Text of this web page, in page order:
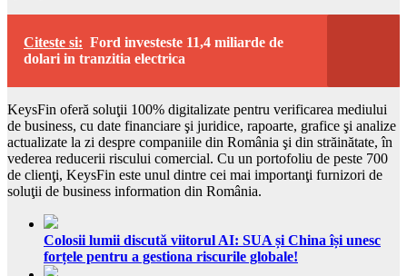
Citeste si: Ford investeste 11,4 miliarde de
dolari in tranzitia electrica
KeysFin oferă soluţii 100% digitalizate pentru verificarea mediului
de business, cu date financiare şi juridice, rapoarte, grafice şi analize
actualizate la zi despre companiile din România şi din străinătate, în
vederea reducerii riscului comercial. Cu un portofoliu de peste 700
de clienţi, KeysFin este unul dintre cei mai importanţi furnizori de
soluţii de business information din România.
Colosii lumii discută viitorul AI: SUA și China își unesc
forțele pentru a gestiona riscurile globale!